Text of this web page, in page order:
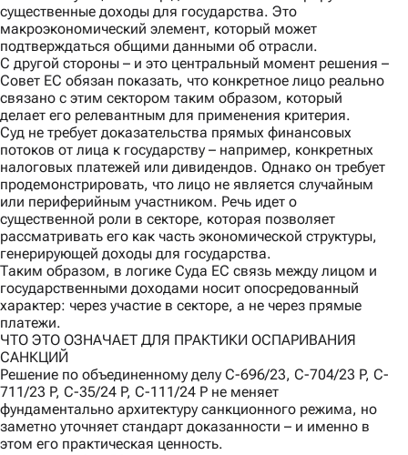
существенные доходы для государства. Это
макроэкономический элемент, который может
подтверждаться общими данными об отрасли.
С другой стороны – и это центральный момент решения –
Совет ЕС обязан показать, что конкретное лицо реально
связано с этим сектором таким образом, который
делает его релевантным для применения критерия.
Суд не требует доказательства прямых финансовых
потоков от лица к государству – например, конкретных
налоговых платежей или дивидендов. Однако он требует
продемонстрировать, что лицо не является случайным
или периферийным участником. Речь идет о
существенной роли в секторе, которая позволяет
рассматривать его как часть экономической структуры,
генерирующей доходы для государства.
Таким образом, в логике Суда ЕС связь между лицом и
государственными доходами носит опосредованный
характер: через участие в секторе, а не через прямые
платежи.
ЧТО ЭТО ОЗНАЧАЕТ ДЛЯ ПРАКТИКИ ОСПАРИВАНИЯ
САНКЦИЙ
Решение по объединенному делу C-696/23, C-704/23 P, C-
711/23 P, C-35/24 P, C-111/24 P не меняет
фундаментально архитектуру санкционного режима, но
заметно уточняет стандарт доказанности – и именно в
этом его практическая ценность.